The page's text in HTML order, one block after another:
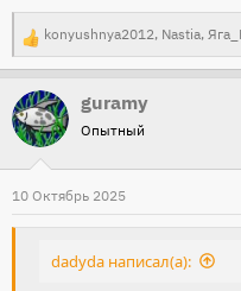
Р
е
а
к
и
и
konyushnya2012, Nastia,
guramy
Опытный
10 Октябрь 2025
dadyda написал(а):